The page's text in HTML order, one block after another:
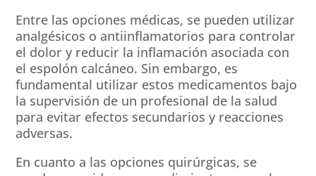
Entre las opciones médicas, se pueden utilizar
analgésicos o antiinflamatorios para controlar
el dolor y reducir la inflamación asociada con
el espolón calcáneo. Sin embargo, es
fundamental utilizar estos medicamentos bajo
la supervisión de un profesional de la salud
para evitar efectos secundarios y reacciones
adversas.
En cuanto a las opciones quirúrgicas, se